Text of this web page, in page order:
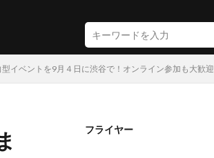
イベントを9月４日に渋谷で！オンライン参加も大歓迎
フライヤー